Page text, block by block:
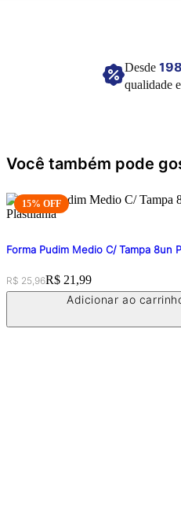
Tamanho: 5 polegadas (12,7cm)
Desde
qualidade
Você também pode
15% OFF
Forma Pudim Medio C/ Tampa 8un
Original price:
R$ 25,96Price:
R$ 21,99
Adicionar ao